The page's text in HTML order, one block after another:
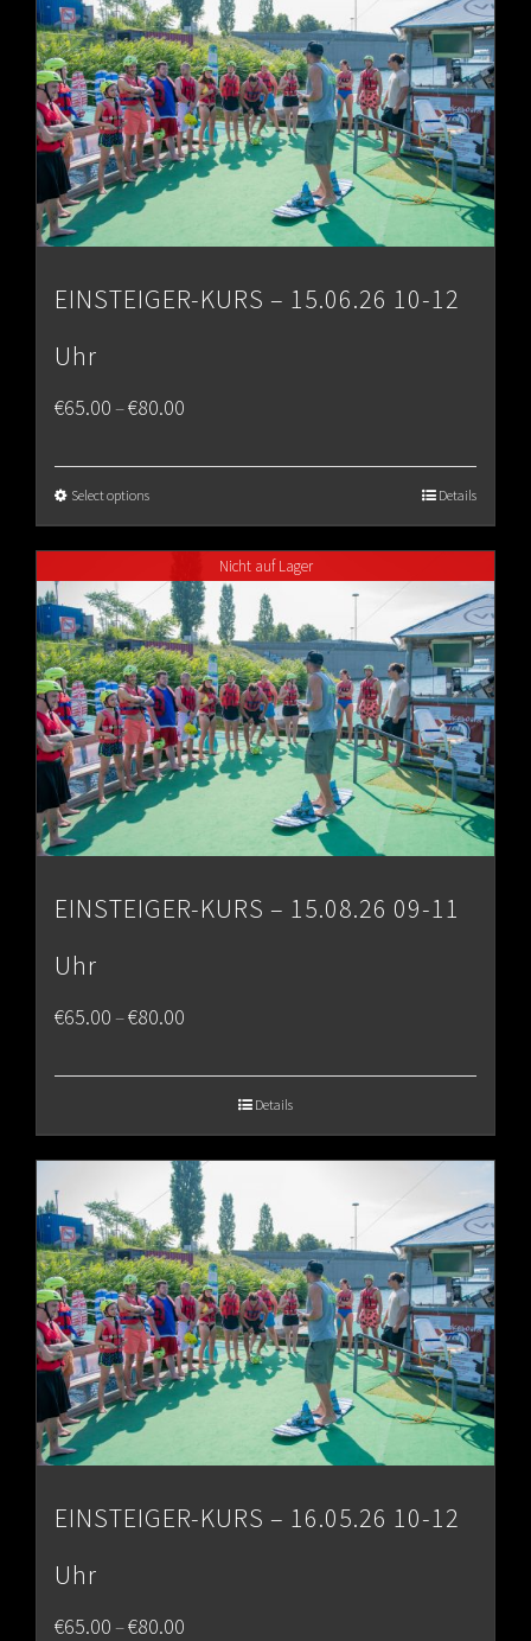
EINSTEIGER-KURS – 15.06.26 10-12
Uhr
€65.00–€80.00
€80.00
Select options Details
Nicht auf Lager
EINSTEIGER-KURS – 15.08.26 09-11
Uhr
€65.00–€80.00
€80.00
Details
EINSTEIGER-KURS – 16.05.26 10-12
Uhr
€65.00–€80.00